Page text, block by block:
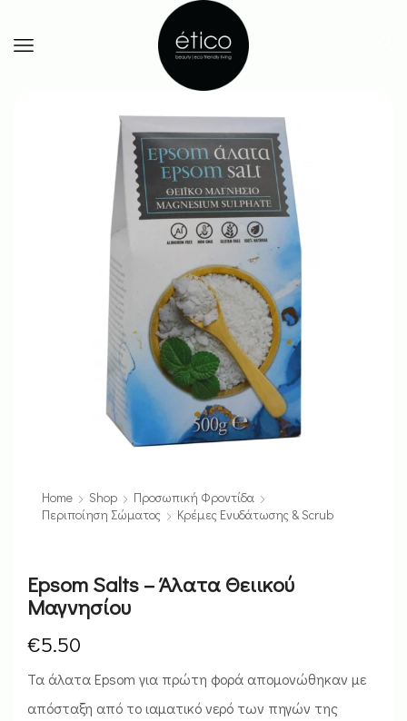
Home Shop
Προσωπική Φροντίδα
Περιποίηση Σώματος
Κρέμες Ενυδάτωσης & Scrub
Epsom Salts – Άλατα Θειικού
Μαγνησίου
€5.50
Τα άλατα Epsom για πρώτη φορά απομονώθηκαν με
απόσταξη από το ιαματικό νερό των πηγών της